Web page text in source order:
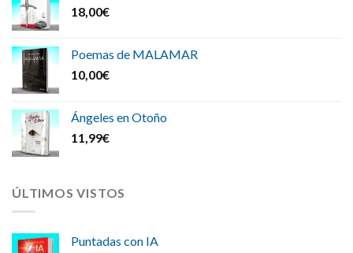
18,00€
Poemas de MALAMAR
10,00€
Ángeles en Otoño
11,99€
ÚLTIMOS VISTOS
Puntadas con IA